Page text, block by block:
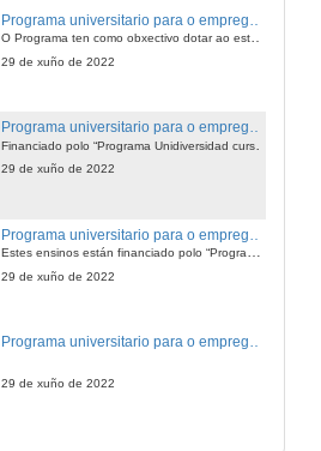
O Programa ten como obxectivo dotar ao estudantado de competencias que melloren a súa autonomía, formación académica e preparación laboral como cidadás activos. Docencia universitaria, obradoiros inclusivos, voluntariado e prácticas.
29 de xuño de 2022
Programa universitario para o emprego e a vida autónoma. Curso 2021-22
29 de xuño de 2022
Estes ensinos están financiado polo “Programa Unidiversidad curso 2021-2022: programas universitarios de formación para el empleo dirigidos a jóvenes con discapacidad intelectual inscritos en el sistema nacional de garantía juvenil” da Fundación ONCE e cofinanciado polo Fondo Social Europeo.
29 de xuño de 2022
Programa universitario para o emprego e a vida autónoma. Obradorios. Curso 2021-22
29 de xuño de 2022